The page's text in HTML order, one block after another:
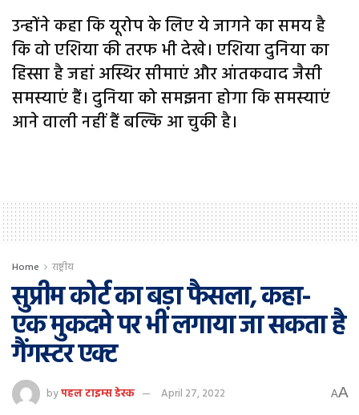
उन्होंने कहा कि यूरोप के लिए ये जागने का समय है
कि वो एशिया की तरफ भी देखे। एशिया दुनिया का
हिस्सा है जहां अस्थिर सीमाएं और आंतकवाद जैसी
समस्याएं हैं। दुनिया को समझना होगा कि समस्याएं
आने वाली नहीं हैं बल्कि आ चुकी है।
Home राष्ट्रीय
सुप्रीम कोर्ट का बड़ा फैसला, कहा-
एक मुकदमे पर भी लगाया जा सकता है
गैंगस्टर एक्‍ट
byपहल टाइम्स डेस्क April 27, 2022 AA